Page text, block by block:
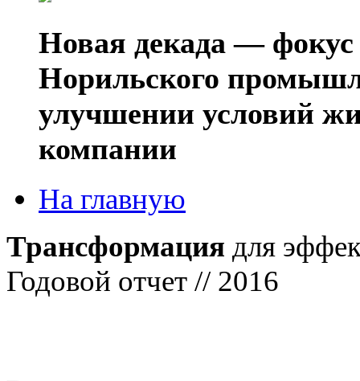
Новая декада — фокус
Норильского
улучшении условий
компании
На главную
Трансформация для
Годовой отчет // 2016